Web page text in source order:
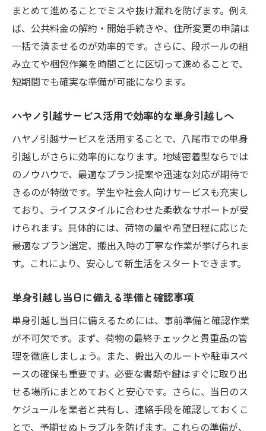
まとめて進めることでミスや抜け漏れを防げます。例え
ば、公共料金の解約・開始手続きや、住所変更の申請は
一括で済ませるのが効率的です。さらに、段ボールの組
み立てや梱包作業を時間ごとに区切って進めることで、
短期間でも確実な準備が可能になります。
ハヤノ引越サービス活用で効率的な単身引越しへ
ハヤノ引越サービスを活用することで、八尾市での単身
引越しがさらに効率的になります。地域密着型ならでは
のノウハウで、最適なプラン提案や迅速な対応が期待で
きるのが特徴です。学生や社会人向けサービスも充実し
ており、ライフスタイルに合わせた柔軟なサポートが受
けられます。具体的には、荷物の量や希望日程に応じた
最適なプラン選定、搬出入時の丁寧な作業が挙げられま
す。これにより、安心して新生活をスタートできます。
単身引越し当日に備える準備と確認事項
単身引越し当日に備えるためには、事前準備と確認作業
が不可欠です。まず、荷物の最終チェックと貴重品の管
理を徹底しましょう。また、搬出入のルートや駐車スペ
ースの確保も重要です。必要な書類や鍵はすぐに取り出
せる場所にまとめておくと安心です。さらに、当日のス
ケジュールを業者と共有し、連絡手段を確認しておくこ
とで、予期せぬトラブルを防げます。これらの準備が、